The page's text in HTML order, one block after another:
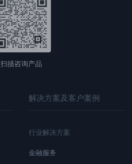
扫描咨询产品
解决方案及客户案例
行业解决方案
金融服务